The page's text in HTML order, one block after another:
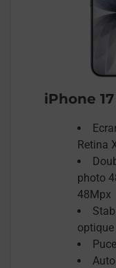
iPhone 17
Retina
photo
48Mpx
optique